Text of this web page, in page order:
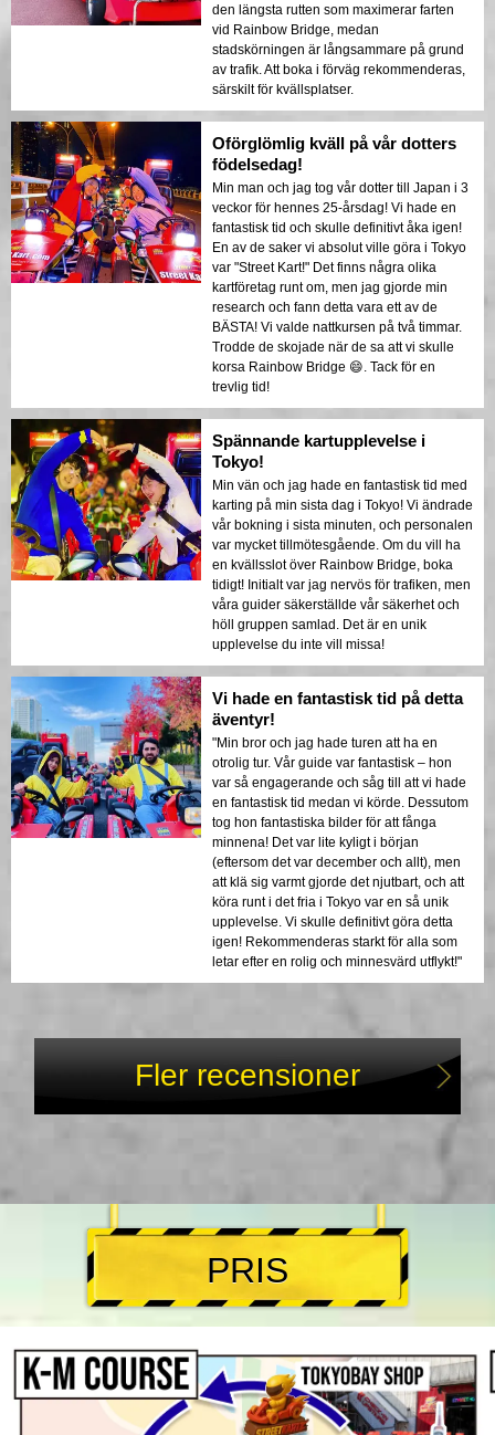
den längsta rutten som maximerar farten
vid Rainbow Bridge, medan
stadskörningen är långsammare på grund
av trafik. Att boka i förväg rekommenderas,
särskilt för kvällsplatser.
Oförglömlig kväll på vår dotters
födelsedag!
Min man och jag tog vår dotter till Japan i 3
veckor för hennes 25-årsdag! Vi hade en
fantastisk tid och skulle definitivt åka igen!
En av de saker vi absolut ville göra i Tokyo
var "Street Kart!" Det finns några olika
kartföretag runt om, men jag gjorde min
research och fann detta vara ett av de
BÄSTA! Vi valde nattkursen på två timmar.
Trodde de skojade när de sa att vi skulle
korsa Rainbow Bridge 😄. Tack för en
trevlig tid!
Spännande kartupplevelse i
Tokyo!
Min vän och jag hade en fantastisk tid med
karting på min sista dag i Tokyo! Vi ändrade
vår bokning i sista minuten, och personalen
var mycket tillmötesgående. Om du vill ha
en kvällsslot över Rainbow Bridge, boka
tidigt! Initialt var jag nervös för trafiken, men
våra guider säkerställde vår säkerhet och
höll gruppen samlad. Det är en unik
upplevelse du inte vill missa!
Vi hade en fantastisk tid på detta
äventyr!
"Min bror och jag hade turen att ha en
otrolig tur. Vår guide var fantastisk – hon
var så engagerande och såg till att vi hade
en fantastisk tid medan vi körde. Dessutom
tog hon fantastiska bilder för att fånga
minnena! Det var lite kyligt i början
(eftersom det var december och allt), men
att klä sig varmt gjorde det njutbart, och att
köra runt i det fria i Tokyo var en så unik
upplevelse. Vi skulle definitivt göra detta
igen! Rekommenderas starkt för alla som
letar efter en rolig och minnesvärd utflykt!"
Fler recensioner
PRIS